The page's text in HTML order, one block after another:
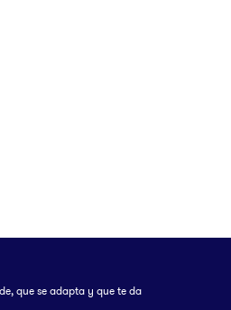
que se adapta y que te da